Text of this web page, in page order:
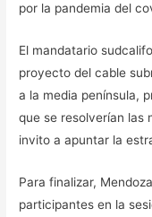
por la pandemia del
El mandatario
proyecto del cable
a la media península,
que se resolverían las
invito a apuntar la
Para finalizar,
participantes en la